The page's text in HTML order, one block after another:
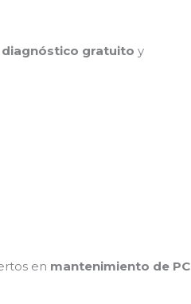
diagnóstico gratuito y
en mantenimiento de PC